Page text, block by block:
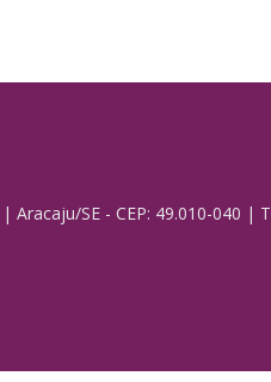
Aracaju/SE - CEP: 49.010-040 |